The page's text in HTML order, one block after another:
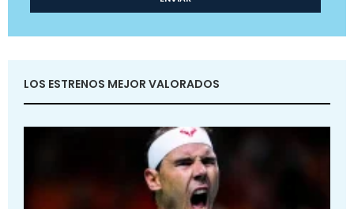
LOS ESTRENOS MEJOR VALORADOS